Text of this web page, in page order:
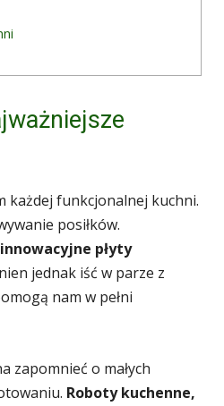
każdej funkcjonalnej kuchni.
posiłków.
płyty
jednak iść w parze z
nam w pełni
zapomnieć o małych
Roboty kuchenne,